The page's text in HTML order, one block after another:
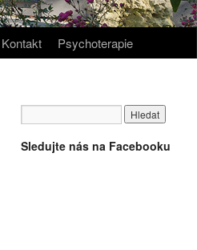
Kontakt Psychoterapie
Sledujte nás na Facebooku